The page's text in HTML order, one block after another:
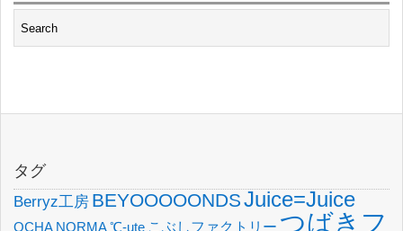
タグ
Berryz工房 BEYOOOOONDSJuice=Juice
OCHA NORMA℃-ute こぶしファクトリー つばきフ